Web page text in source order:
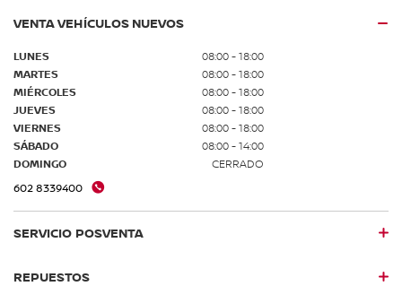
VENTA VEHÍCULOS NUEVOS
LUNES
08:00 - 18:00
MARTES
08:00 - 18:00
MIÉRCOLES
08:00 - 18:00
JUEVES
08:00 - 18:00
VIERNES
08:00 - 18:00
SÁBADO
08:00 - 14:00
DOMINGO
CERRADO
602 8339400
SERVICIO POSVENTA
REPUESTOS